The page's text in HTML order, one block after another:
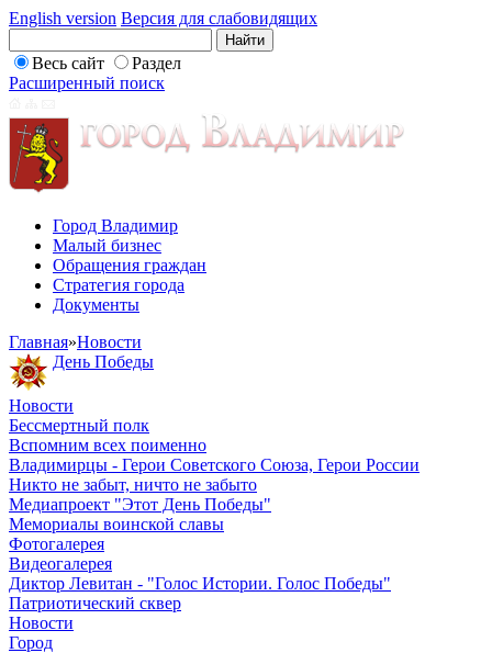
English version Версия для слабовидящих
Весь сайт
Раздел
Расширенный поиск
Город Владимир
Малый бизнес
Обращения граждан
Стратегия города
Документы
Главная»Новости
День Победы
Новости
Бессмертный полк
Вспомним всех поименно
Владимирцы - Герои Советского Союза, Герои России
Никто не забыт, ничто не забыто
Медиапроект "Этот День Победы"
Мемориалы воинской славы
Фотогалерея
Видеогалерея
Диктор Левитан - "Голос Истории. Голос Победы"
Патриотический сквер
Новости
Город